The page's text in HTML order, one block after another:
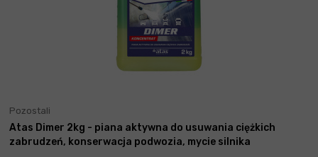
Pozostali
Atas Dimer 2kg - piana aktywna do usuwania ciężkich
zabrudzeń, konserwacja podwozia, mycie silnika